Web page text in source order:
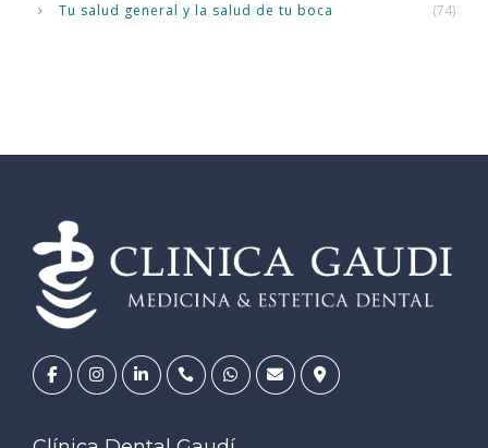
Tu salud general y la salud de tu boca (74)